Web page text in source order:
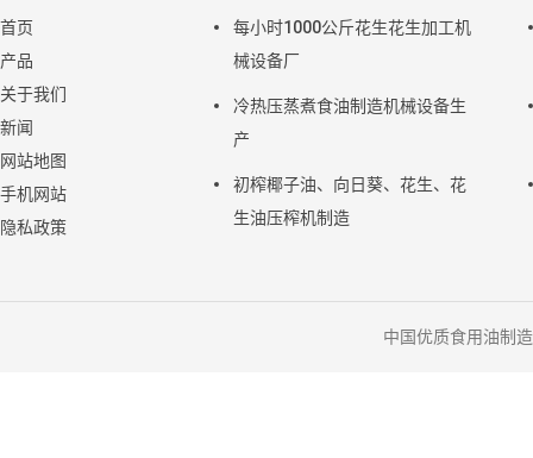
首页
产品
关于我们
新闻
网站地图
手机网站
隐私政策
每小时1000公斤花生花生加工机
械设备厂
冷热压蒸煮食油制造机械设备生
产
初榨椰子油、向日葵、花生、花
生油压榨机制造
中国优质食用油制